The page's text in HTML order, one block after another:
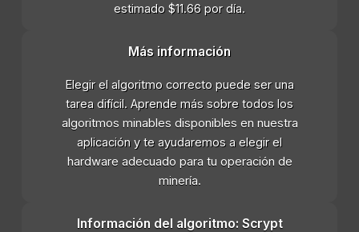
estimado $11.66 por día.
Más información
Elegir el algoritmo correcto puede ser una
tarea difícil. Aprende más sobre todos los
algoritmos minables disponibles en nuestra
aplicación y te ayudaremos a elegir el
hardware adecuado para tu operación de
minería.
Información del algoritmo: Scrypt